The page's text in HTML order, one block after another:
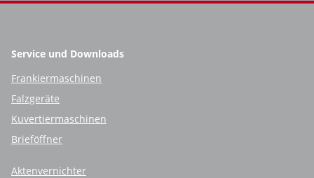
Service und Downloads
Frankiermaschinen
Falzgeräte
Kuvertiermaschinen
Brieföffner
Aktenvernichter